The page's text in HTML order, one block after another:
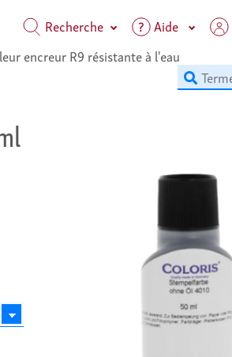
Recherche Aide
encreur R9 résistante à l'eau